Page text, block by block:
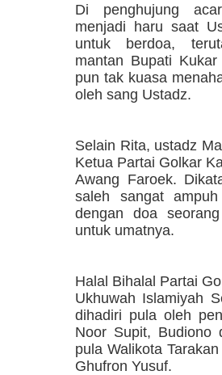
Di penghujung
menjadi haru saat
untuk berdoa,
mantan Bupati
pun tak kuasa
oleh sang Ustadz.
Selain Rita, ustadz
Ketua Partai Golkar
Awang Faroek.
saleh sangat
dengan doa
untuk umatnya.
Halal Bihalal Partai
Ukhuwah Islamiyah
dihadiri pula oleh
Noor Supit, Budiono
pula Walikota
Ghufron Yusuf.